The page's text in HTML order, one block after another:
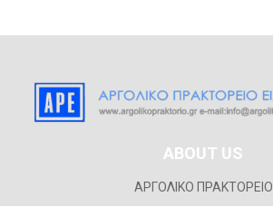
ABOUT US
ΑΡΓΟΛΙΚΟ ΠΡΑΚΤΟΡΕΙΟ